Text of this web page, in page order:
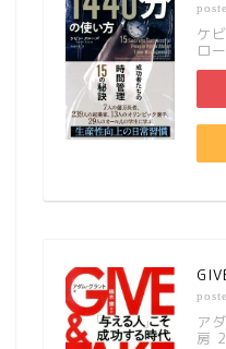
ケ
ロ
ア
房